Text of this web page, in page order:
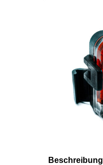
Beschreibung